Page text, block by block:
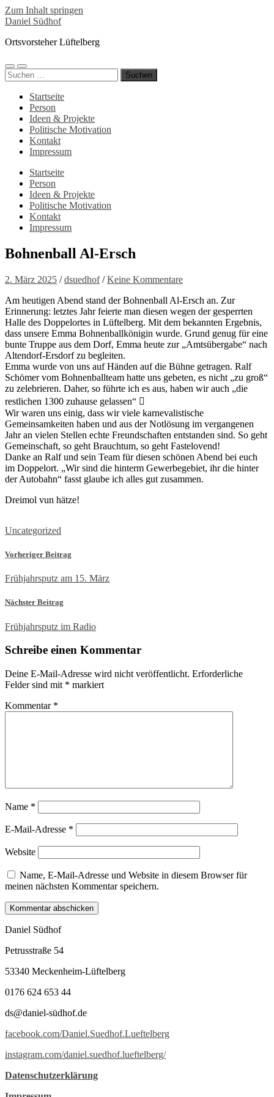
Zum Inhalt springen
Daniel Südhof
Ortsvorsteher Lüftelberg
Mobile-
Menü
Suchfeld
ein-/ausblenden
Suchen
nach:
Startseite
Person
Ideen & Projekte
Politische Motivation
Kontakt
Impressum
Startseite
Person
Ideen & Projekte
Politische Motivation
Kontakt
Impressum
Bohnenball Al-Ersch
2. März 2025 /dsuedhof /Keine Kommentare
Am heutigen Abend stand der Bohnenball Al-Ersch an. Zur
Erinnerung: letztes Jahr feierte man diesen wegen der gesperrten
Halle des Doppelortes in Lüftelberg. Mit dem bekannten Ergebnis,
dass unsere Emma Bohnenballkönigin wurde. Grund genug für eine
bunte Truppe aus dem Dorf, Emma heute zur „Amtsübergabe“ nach
Altendorf-Ersdorf zu begleiten.
Emma wurde von uns auf Händen auf die Bühne getragen. Ralf
Schömer vom Bohnenballteam hatte uns gebeten, es nicht „zu groß“
zu zelebrieren. Daher, so führte ich es aus, haben wir auch „die
restlichen 1300 zuhause gelassen“ 
Wir waren uns einig, dass wir viele karnevalistische
Gemeinsamkeiten haben und aus der Notlösung im vergangenen
Jahr an vielen Stellen echte Freundschaften entstanden sind. So geht
Gemeinschaft, so geht Brauchtum, so geht Fastelovend!
Danke an Ralf und sein Team für diesen schönen Abend bei euch
im Doppelort. „Wir sind die hinterm Gewerbegebiet, ihr die hinter
der Autobahn“ fasst glaube ich alles gut zusammen.
Dreimol vun hätze!
Uncategorized
Vorheriger Beitrag
Frühjahrsputz am 15. März
Nächster Beitrag
Frühjahrsputz im Radio
Schreibe einen Kommentar
Deine E-Mail-Adresse wird nicht veröffentlicht. Erforderliche
Felder sind mit * markiert
Kommentar *
Name *
E-Mail-Adresse *
Website
Name, E-Mail-Adresse und Website in diesem Browser für
meinen nächsten Kommentar speichern.
Daniel Südhof
Petrusstraße 54
53340 Meckenheim-Lüftelberg
0176 624 653 44
ds@daniel-südhof.de
facebook.com/Daniel.Suedhof.Lueftelberg
instagram.com/daniel.suedhof.lueftelberg/
Datenschutzerklärung